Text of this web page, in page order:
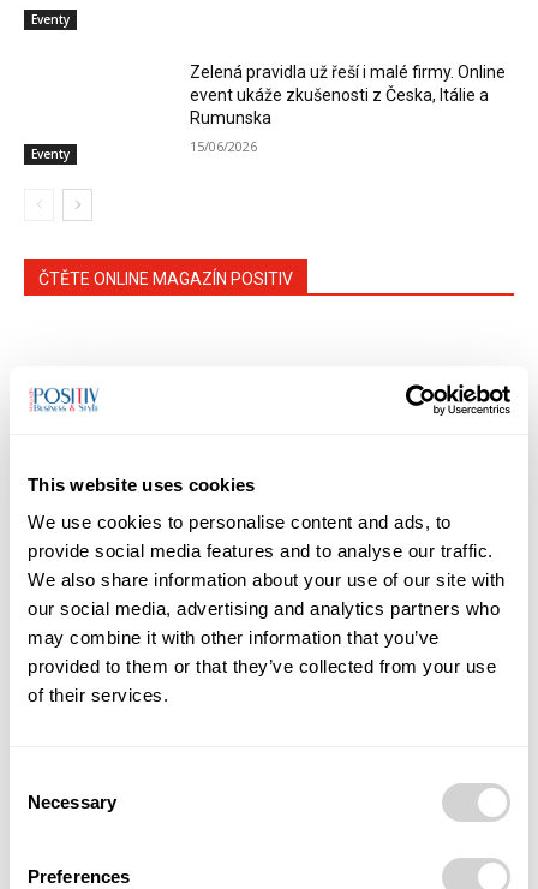
This website uses cookies
We use cookies to personalise content and ads, to
provide social media features and to analyse our traffic.
We also share information about your use of our site with
our social media, advertising and analytics partners who
may combine it with other information that you’ve
provided to them or that they’ve collected from your use
of their services.
Selection
Necessary
Preferences
Eventy
Eventy
Zelená pravidla už řeší i malé firmy. Online
event ukáže zkušenosti z Česka, Itálie a
Rumunska
15/06/2026
ČTĚTE ONLINE MAGAZÍN POSITIV
Magazín
Pacient často přichází s vytištěným
15/06/2026
dotazy ohledně zdraví, podobně jako kdysi na vyhledávač Google.